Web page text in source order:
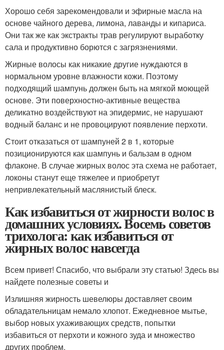
Хорошо себя зарекомендовали и эфирные масла на
основе чайного дерева, лимона, лаванды и кипариса.
Они так же как экстракты трав регулируют выработку
сала и продуктивно борются с загрязнениями.
Жирные волосы как никакие другие нуждаются в
нормальном уровне влажности кожи. Поэтому
подходящий шампунь должен быть на мягкой моющей
основе. Эти поверхностно-активные вещества
деликатно воздействуют на эпидермис, не нарушают
водный баланс и не провоцируют появление перхоти.
Стоит отказаться от шампуней 2 в 1, которые
позиционируются как шампунь и бальзам в одном
флаконе. В случае жирных волос эта схема не работает,
локоны станут еще тяжелее и приобретут
непривлекательный маслянистый блеск.
Как избавиться от жирности волос в
домашних условиях. Восемь советов
трихолога: как избавиться от
жирных волос навсегда
Всем привет! Спасибо, что выбрали эту статью! Здесь вы
найдете полезные советы и
Излишняя жирность шевелюры доставляет своим
обладательницам немало хлопот. Ежедневное мытье,
выбор новых ухаживающих средств, попытки
избавиться от перхоти и кожного зуда и множество
других проблем.